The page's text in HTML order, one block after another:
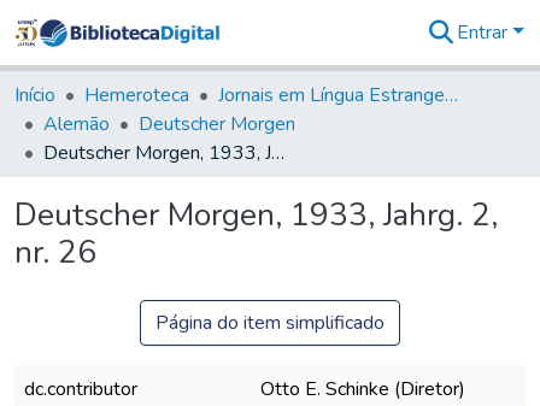
&
Coleções
Tudo na
Biblioteca
Estatísticas
Entrar
Início Hemeroteca
Jornais em Língua Estrangeira
Alemão
Deutscher Morgen
Deutscher Morgen, 1933, Jahrg. 2, nr. 26
Deutscher Morgen, 1933, Jahrg. 2,
nr. 26
Página do item simplificado
dc.contributor
Otto E. Schinke (Diretor)